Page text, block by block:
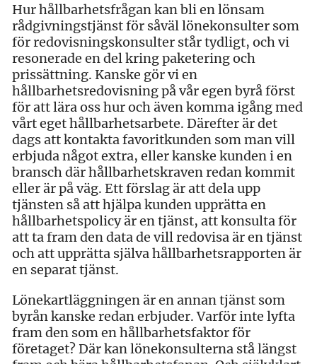
Hur hållbarhetsfrågan kan bli en lönsam
rådgivningstjänst för såväl lönekonsulter som
för redovisningskonsulter står tydligt, och vi
resonerade en del kring paketering och
prissättning. Kanske gör vi en
hållbarhetsredovisning på vår egen byrå först
för att lära oss hur och även komma igång med
vårt eget hållbarhetsarbete. Därefter är det
dags att kontakta favoritkunden som man vill
erbjuda något extra, eller kanske kunden i en
bransch där hållbarhetskraven redan kommit
eller är på väg. Ett förslag är att dela upp
tjänsten så att hjälpa kunden upprätta en
hållbarhetspolicy är en tjänst, att konsulta för
att ta fram den data de vill redovisa är en tjänst
och att upprätta själva hållbarhetsrapporten är
en separat tjänst.
Lönekartläggningen är en annan tjänst som
byrån kanske redan erbjuder. Varför inte lyfta
fram den som en hållbarhetsfaktor för
företaget? Där kan lönekonsulterna stå längst